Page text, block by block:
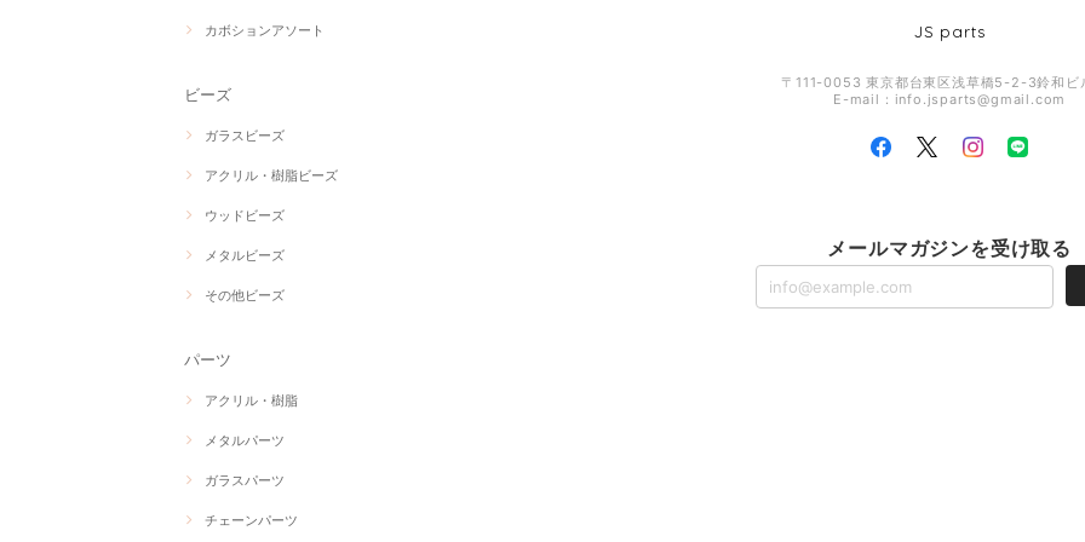
カボションアソート
ビーズ
ガラスビーズ
アクリル・樹脂ビーズ
ウッドビーズ
メタルビーズ
その他ビーズ
パーツ
アクリル・樹脂
メタルパーツ
ガラスパーツ
チェーンパーツ
JS parts
〒111-0053 東京都台東区浅草橋5-2-3鈴和ビ
E-mail： info.jsparts@gmail.com
メールマガジンを受け取る